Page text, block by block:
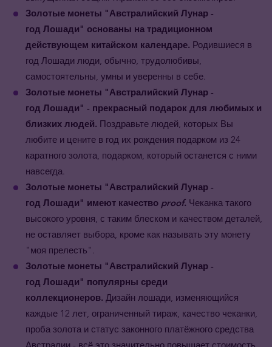
Золотые монеты "Австралийский Лунар -
год Лошади" основаны на традиционном
действующем китайском календаре. Родившиеся в
год Лошади люди, обычно, трудолюбивы,
самостоятельны, умны и уверенны в себе.
Золотые монеты "Австралийский Лунар -
год Лошади" - прекрасный подарок для любимых и
близких людей. Поздравьте людей, которых Вы
любите и цените в год их рождения подарком из 24
каратного золота, подарком, который останется с ними
навсегда.
Золотые монеты "Австралийский Лунар -
год Лошади" имеют качество proof. Чеканка такого
высокого уровня, с таким блеском и качеством деталей,
не оставляет выбора, кроме как называть эту монету
"моя прелесть".
Золотые монеты "Австралийский Лунар -
год Лошади" популярны среди
коллекционеров. Дизайн лошади, изменяющийся
каждые 12 лет, ограниченный тираж, качество чеканки,
проба золота и статус законного платёжного средства